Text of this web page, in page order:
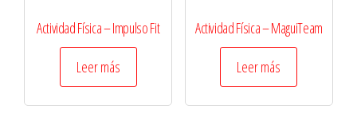
Actividad Física – Impulso Fit
Leer más
Actividad Física – MaguiTeam
Leer más